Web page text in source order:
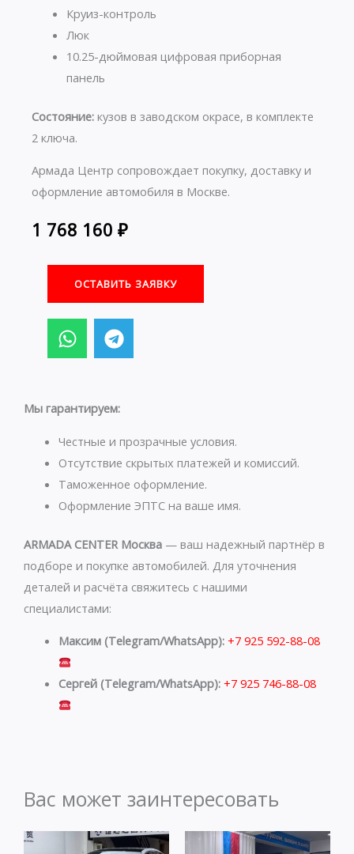
Круиз-контроль
Люк
10.25-дюймовая цифровая приборная
панель
Состояние: кузов в заводском окрасе, в комплекте
2 ключа.
Армада Центр сопровождает покупку, доставку и
оформление автомобиля в Москве.
1 768 160 ₽
ОСТАВИТЬ ЗАЯВКУ
W
h
a
s
p
p
T
e
l
g
a
m
Мы гарантируем:
Честные и прозрачные условия.
Отсутствие скрытых платежей и комиссий.
Таможенное оформление.
Оформление ЭПТС на ваше имя.
ARMADA CENTER Москва — ваш надежный партнёр в
подборе и покупке автомобилей. Для уточнения
деталей и расчёта свяжитесь с нашими
специалистами:
Максим (Telegram/WhatsApp): +7 925 592-88-08
Сергей (Telegram/WhatsApp): +7 925 746-88-08
Вас может заинтересовать